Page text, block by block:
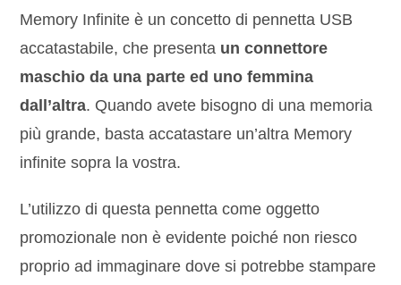
Memory Infinite è un concetto di pennetta USB
accatastabile, che presenta un connettore
maschio da una parte ed uno femmina
dall’altra. Quando avete bisogno di una memoria
più grande, basta accatastare un’altra Memory
infinite sopra la vostra.
L’utilizzo di questa pennetta come oggetto
promozionale non è evidente poiché non riesco
proprio ad immaginare dove si potrebbe stampare